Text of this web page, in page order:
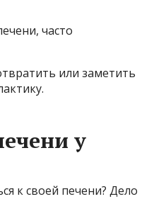
часто
или заметить
у
к своей печени? Дело